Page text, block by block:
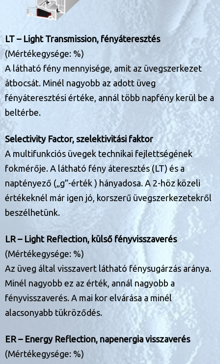
LT – Light Transmission, fényáteresztés
(Mértékegysége: %)
A látható fény mennyisége, amit az üvegszerkezet
átbocsát. Minél nagyobb az adott üveg
fényáteresztési értéke, annál több napfény kerül be a
beltérbe.
Selectivity Factor, szelektivitási faktor
A multifunkciós üvegek technikai fejlettségének
fokmérője. A látható fény áteresztés (LT) és a
naptényező („g”-érték ) hányadosa. A 2-höz közeli
értékeknél már igen jó, korszerű üvegszerkezetekről
beszélhetünk.
LR – Light Reflection, külső fényvisszaverés
(Mértékegysége: %)
Az üveg által visszavert látható fénysugárzás aránya.
Minél nagyobb ez az érték, annál nagyobb a
fényvisszaverés. A mai kor elvárása a minél
alacsonyabb tükröződés.
ER – Energy Reflection, napenergia visszaverés
(Mértékegysége: %)